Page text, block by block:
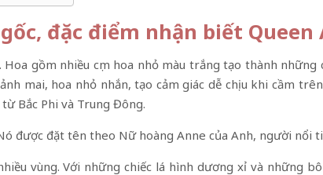
đặc điểm nhận biết Queen
. Hoa gồm nhiều cụm hoa nhỏ màu trắng tạo thành những
mai, hoa nhỏ nhắn, tạo cảm giác dễ chịu khi cầm
Bắc Phi và Trung Đông.
được đặt tên theo Nữ hoàng Anne của Anh, người nổi
vùng. Với những chiếc lá hình dương xỉ và những